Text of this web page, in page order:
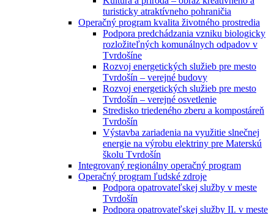
turisticky atraktívneho pohraničia
Operačný program kvalita životného prostredia
Podpora predchádzania vzniku biologicky
rozložiteľných komunálnych odpadov v
Tvrdošíne
Rozvoj energetických služieb pre mesto
Tvrdošín – verejné budovy
Rozvoj energetických služieb pre mesto
Tvrdošín – verejné osvetlenie
Stredisko triedeného zberu a kompostáreň
Tvrdošín
Výstavba zariadenia na využitie slnečnej
energie na výrobu elektriny pre Materskú
školu Tvrdošín
Integrovaný regionálny operačný program
Operačný program ľudské zdroje
Podpora opatrovateľskej služby v meste
Tvrdošín
Podpora opatrovateľskej služby II. v meste